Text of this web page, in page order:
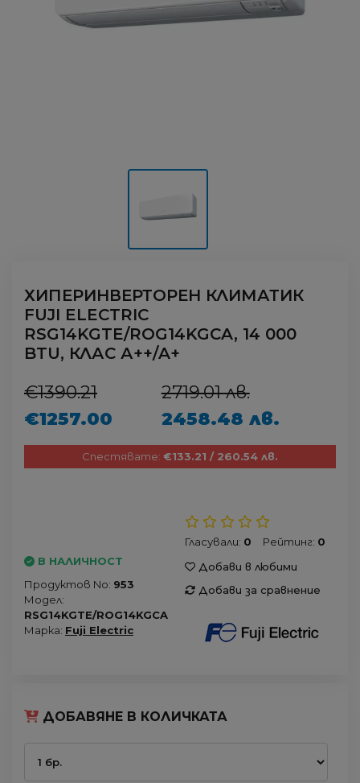
ХИПЕРИНВЕРТОРЕН КЛИМАТИК
FUJI ELECTRIC
RSG14KGTE/ROG14KGCA, 14 000
BTU, КЛАС А++/A+
€1390.21
€1257.00
2719.01 лв.
2458.48 лв.
Спестявате: €133.21 / 260.54 лв.
В НАЛИЧНОСТ
Продуктов No: 953
Модел:
RSG14KGTE/ROG14KGCA
Марка: Fuji Electric
Гласували: 0 Рейтинг: 0
Добави в любими
Добави за сравнение
ДОБАВЯНЕ В КОЛИЧКАТА